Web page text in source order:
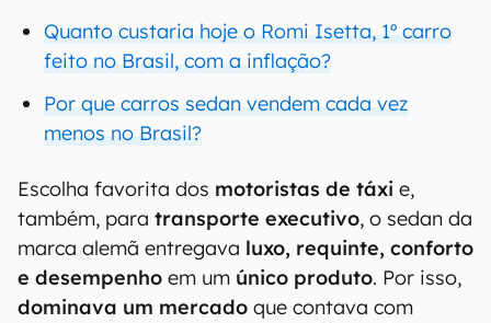
Quanto custaria hoje o Romi Isetta, 1º carro
feito no Brasil, com a inflação?
Por que carros sedan vendem cada vez
menos no Brasil?
Escolha favorita dos motoristas de táxi e,
também, para transporte executivo, o sedan da
marca alemã entregava luxo, requinte, conforto
e desempenho em um único produto. Por isso,
dominava um mercado que contava com